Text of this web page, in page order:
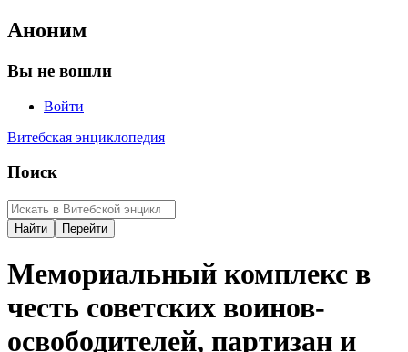
Аноним
Вы не вошли
Войти
Витебская энциклопедия
Поиск
Мемориальный комплекс в
честь советских воинов-
освободителей, партизан и